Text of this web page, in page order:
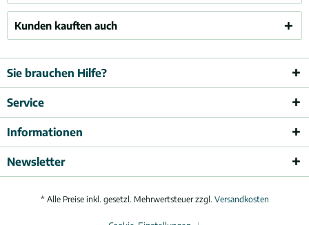
Kunden kauften auch
Sie brauchen Hilfe?
Service
Informationen
Newsletter
* Alle Preise inkl. gesetzl. Mehrwertsteuer zzgl. Versandkosten